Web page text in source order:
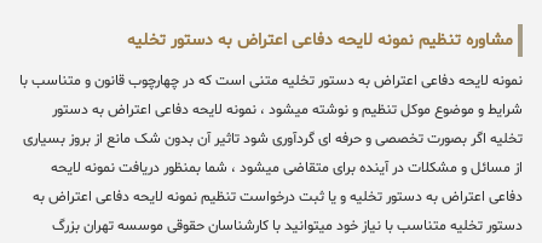
مشاوره تنظیم نمونه لایحه دفاعی اعتراض به دستور تخلیه
نمونه لایحه دفاعی اعتراض به دستور تخلیه متنی است که در چهارچوب قانون و متناسب با
شرایط و موضوع موکل تنظیم و نوشته میشود ، نمونه لایحه دفاعی اعتراض به دستور
تخلیه اگر بصورت تخصصی و حرفه ای گردآوری شود تاثیر آن بدون شک مانع از بروز بسیاری
از مسائل و مشکلات در آینده برای متقاضی میشود ، شما بمنظور دریافت نمونه لایحه
دفاعی اعتراض به دستور تخلیه و یا ثبت درخواست تنظیم نمونه لایحه دفاعی اعتراض به
دستور تخلیه متناسب با نیاز خود میتوانید با کارشناسان حقوقی موسسه تهران بزرگ